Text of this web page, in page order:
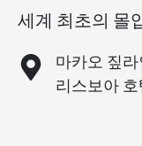
세계 최초의 몰
마카오 짚
리스보아 호